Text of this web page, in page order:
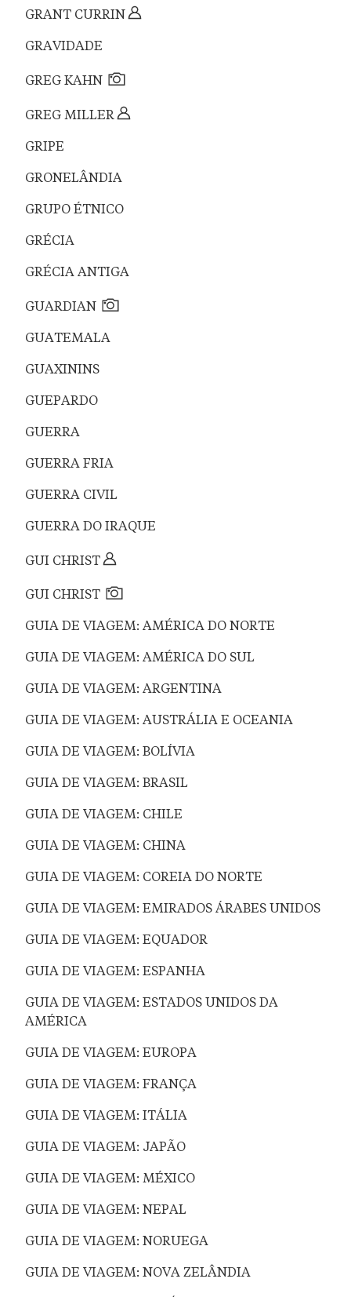
GRANT CURRIN
GRAVIDADE
GREG KAHN
GREG MILLER
GRIPE
GRONELÂNDIA
GRUPO ÉTNICO
GRÉCIA
GRÉCIA ANTIGA
GUARDIAN
GUATEMALA
GUAXININS
GUEPARDO
GUERRA
GUERRA FRIA
GUERRA CIVIL
GUERRA DO IRAQUE
GUI CHRIST
GUI CHRIST
GUIA DE VIAGEM: AMÉRICA DO NORTE
GUIA DE VIAGEM: AMÉRICA DO SUL
GUIA DE VIAGEM: ARGENTINA
GUIA DE VIAGEM: AUSTRÁLIA E OCEANIA
GUIA DE VIAGEM: BOLÍVIA
GUIA DE VIAGEM: BRASIL
GUIA DE VIAGEM: CHILE
GUIA DE VIAGEM: CHINA
GUIA DE VIAGEM: COREIA DO NORTE
GUIA DE VIAGEM: EMIRADOS ÁRABES UNIDOS
GUIA DE VIAGEM: EQUADOR
GUIA DE VIAGEM: ESPANHA
GUIA DE VIAGEM: ESTADOS UNIDOS DA
AMÉRICA
GUIA DE VIAGEM: EUROPA
GUIA DE VIAGEM: FRANÇA
GUIA DE VIAGEM: ITÁLIA
GUIA DE VIAGEM: JAPÃO
GUIA DE VIAGEM: MÉXICO
GUIA DE VIAGEM: NEPAL
GUIA DE VIAGEM: NORUEGA
GUIA DE VIAGEM: NOVA ZELÂNDIA